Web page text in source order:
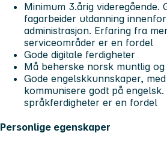
Minimum 3.årig videregående.
fagarbeider utdanning
administrasjon. Erfaring fra
serviceområder er en fordel
Gode digitale ferdigheter
Må beherske norsk muntlig
Gode engelskkunnskaper,
kommunisere godt på
språkferdigheter er en fordel
Personlige egenskaper